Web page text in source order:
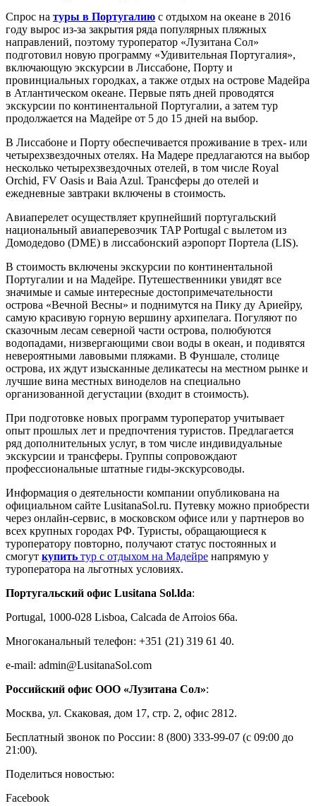
Спрос на туры в Португалию с отдыхом на океане в 2016
году вырос из-за закрытия ряда популярных пляжных
направлений, поэтому туроператор «Лузитана Сол»
подготовил новую программу «Удивительная Португалия»,
включающую экскурсии в Лиссабоне, Порту и
провинциальных городках, а также отдых на острове Мадейра
в Атлантическом океане. Первые пять дней проводятся
экскурсии по континентальной Португалии, а затем тур
продолжается на Мадейре от 5 до 15 дней на выбор.
В Лиссабоне и Порту обеспечивается проживание в трех- или
четырехзвездочных отелях. На Мадере предлагаются на выбор
несколько четырехзвездочных отелей, в том числе Royal
Orchid, FV Oasis и Baia Azul. Трансферы до отелей и
ежедневные завтраки включены в стоимость.
Авиаперелет осуществляет крупнейший португальский
национальный авиаперевозчик TAP Portugal с вылетом из
Домодедово (DME) в лиссабонский аэропорт Портела (LIS).
В стоимость включены экскурсии по континентальной
Португалии и на Мадейре. Путешественники увидят все
значимые и самые интересные достопримечательности
острова «Вечной Весны» и поднимутся на Пику ду Ариейру,
самую красивую горную вершину архипелага. Погуляют по
сказочным лесам северной части острова, полюбуются
водопадами, низвергающими свои воды в океан, и подивятся
невероятными лавовыми пляжами. В Фуншале, столице
острова, их ждут изысканные деликатесы на местном рынке и
лучшие вина местных виноделов на специально
организованной дегустации (входит в стоимость).
При подготовке новых программ туроператор учитывает
опыт прошлых лет и предпочтения туристов. Предлагается
ряд дополнительных услуг, в том числе индивидуальные
экскурсии и трансферы. Группы сопровождают
профессиональные штатные гиды-экскурсоводы.
Информация о деятельности компании опубликована на
официальном сайте LusitanaSol.ru. Путевку можно приобрести
через онлайн-сервис, в московском офисе или у партнеров во
всех крупных городах РФ. Туристы, обращающиеся к
туроператору повторно, получают статус постоянных и
смогут купить тур с отдыхом на Мадейре напрямую у
туроператора на льготных условиях.
Португальский офис Lusitana Sol.lda:
Portugal, 1000-028 Lisboa, Calcada de Arroios 66a.
Многоканальный телефон: +351 (21) 319 61 40.
e-mail: admin@LusitanaSol.com
Российский офис ООО «Лузитана Сол»:
Москва, ул. Скаковая, дом 17, стр. 2, офис 2812.
Бесплатный звонок по России: 8 (800) 333-99-07 (с 09:00 до
21:00).
Поделиться новостью:
Facebook